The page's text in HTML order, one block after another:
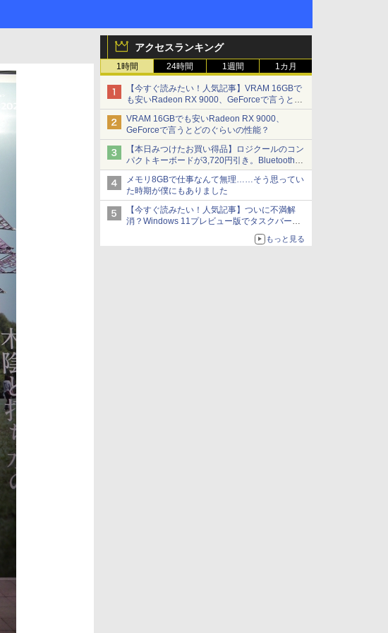
アクセスランキング
1時間 24時間 1週間 1カ月
【今すぐ読みたい！人気記事】VRAM 16GBで
も安いRadeon RX 9000、GeForceで言うとど
のぐらいの性能？ - PC Watch
VRAM 16GBでも安いRadeon RX 9000、
GeForceで言うとどのぐらいの性能？
【本日みつけたお買い得品】ロジクールのコン
パクトキーボードが3,720円引き。Bluetoothで3
台接続対応
メモリ8GBで仕事なんて無理……そう思ってい
た時期が僕にもありました
【今すぐ読みたい！人気記事】ついに不満解
消？Windows 11プレビュー版でタスクバーの
もっと見る